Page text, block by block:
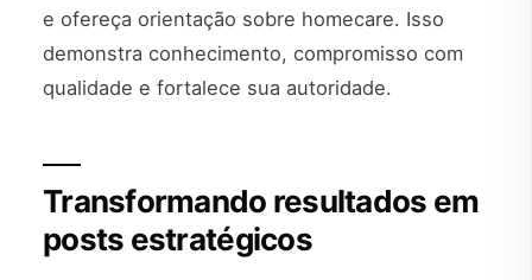
e ofereça orientação sobre homecare. Isso
demonstra conhecimento, compromisso com
qualidade e fortalece sua autoridade.
Transformando resultados em
posts estratégicos